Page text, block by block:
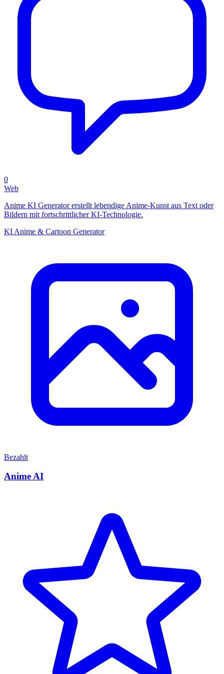
0
Web
Anime KI Generator erstellt lebendige Anime-Kunst aus Text oder
Bildern mit fortschrittlicher KI-Technologie.
KI Anime & Cartoon Generator
Bezahlt
Anime AI